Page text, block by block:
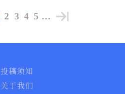
2 3 4 5 …
投稿须知
关于我们